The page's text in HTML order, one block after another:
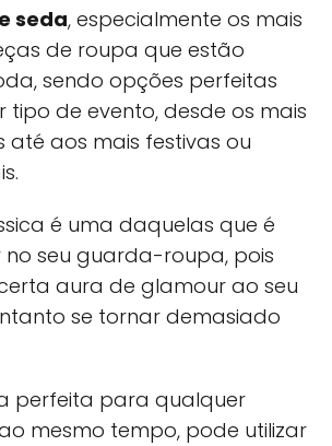
seda, especialmente os mais
de roupa que estão
sendo opções perfeitas
de evento, desde os mais
aos mais festivas ou
é uma daquelas que é
no seu guarda-roupa, pois
aura de glamour ao seu
se tornar demasiado
perfeita para qualquer
mesmo tempo, pode utilizar